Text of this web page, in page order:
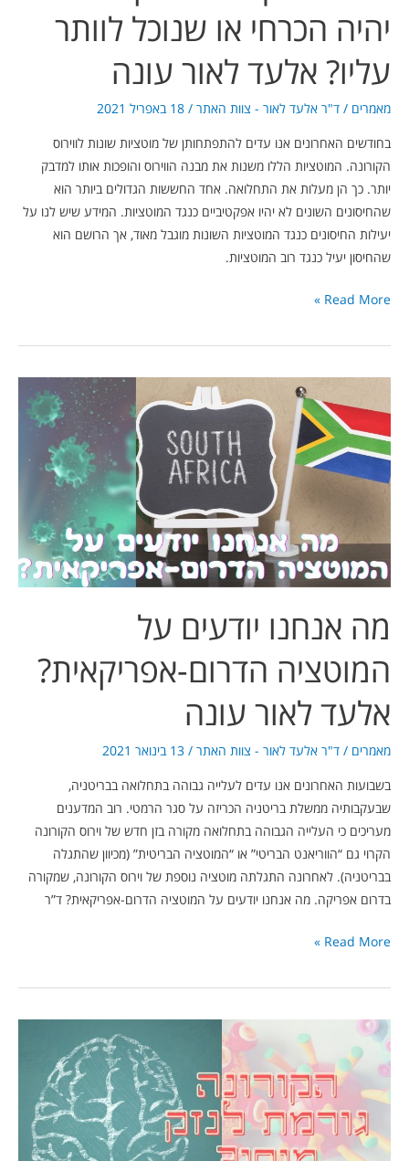
יהיה הכרחי או שנוכל לוותר
עליו? אלעד לאור עונה
מאמרים / ד"ר אלעד לאור - צוות האתר / 18 באפריל 2021
בחודשים האחרונים אנו עדים להתפתחותן של מוטציות שונות לווירוס
הקורונה. המוטציות הללו משנות את מבנה הווירוס והופכות אותו למדבק
יותר. כך הן מעלות את התחלואה. אחד החששות הגדולים ביותר הוא
שהחיסונים השונים לא יהיו אפקטיביים כנגד המוטציות. המידע שיש לנו על
יעילות החיסונים כנגד המוטציות השונות מוגבל מאוד, אך הרושם הוא
שהחיסון יעיל כנגד רוב המוטציות.
עונה
Read More »
מה אנחנו יודעים על
המוטציה הדרום-אפריקאית?
אלעד לאור עונה
מאמרים / ד"ר אלעד לאור - צוות האתר / 13 בינואר 2021
בשבועות האחרונים אנו עדים לעלייה גבוהה בתחלואה בבריטניה,
שבעקבותיה ממשלת בריטניה הכריזה על סגר הרמטי. רוב המדענים
מעריכים כי העלייה הגבוהה בתחלואה מקורה בזן חדש של וירוס הקורונה
הקרוי גם “הווריאנט הבריטי” או “המוטציה הבריטית” (מכיוון שהתגלה
בבריטניה). לאחרונה התגלתה מוטציה נוספת של וירוס הקורונה, שמקורה
בדרום אפריקה. מה אנחנו יודעים על המוטציה הדרום-אפריקאית? ד”ר
אנחנו
יודעים
על
המוטציה
לאור
עונה
Read More »
אלעד
לאור
עונה:
האם
הקורונה
גורמת